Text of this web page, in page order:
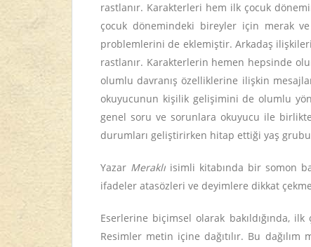
rastlanır. Karakterleri hem ilk çocuk
çocuk dönemindeki bireyler için merak
problemlerini de eklemiştir. Arkadaş
rastlanır. Karakterlerin hemen hepsinde
olumlu davranış özelliklerine ilişkin
okuyucunun kişilik gelişimini de olumlu
genel soru ve sorunlara okuyucu ile
durumları geliştirirken hitap ettiği yaş
Yazar Meraklı isimli kitabında bir somon
ifadeler atasözleri ve deyimlere dikkat
Eserlerine biçimsel olarak bakıldığında,
Resimler metin içine dağıtılır. Bu